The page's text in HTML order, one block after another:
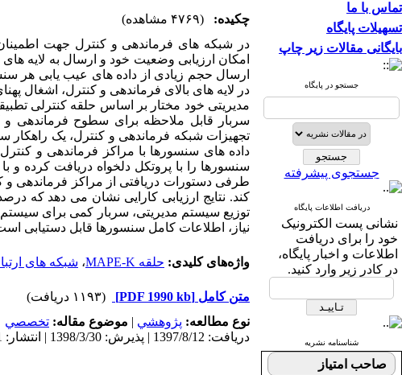
تماس با ما
تسهیلات پایگاه
بایگانی مقالات زیر چاپ
جستجو در پایگاه
جستجوی پیشرفته
دریافت اطلاعات پایگاه
نشانی پست الکترونیک
خود را برای دریافت
اطلاعات و اخبار پایگاه،
در کادر زیر وارد کنید.
شناسنامه نشریه
صاحب امتیاز
چکیده:
(۴۷۶۹ مشاهده)
در شبکه های فرماندهی و کنترل جهت
امکان ارزیابی وضعیت خود و ارسال به لایه
ارسال حجم زیادی از داده های عیب یابی هر
در لایه های بالای فرماندهی و کنترل، اشغال
مدیریتی خود مختار بر اساس حلقه کنترلی
سربار قابل ملاحظه برای سطوح فرماندهی
تجهیزات شبکه فرماندهی و کنترل، یک راهکار
داده های سنسورها با مراکز فرماندهی و
سنسورها را با پروتکل دلخواه دریافت کرده و با
طرفی دستورات دریافتی از مراکز فرماندهی
کند. نتایج ارزیابی کارایی نشان می دهد که
توزیع سیستم مدیریتی، سربار کمی برای
نیاز، اطلاعات کامل سنسورها قابل دستیابی
واژه‌های کلیدی: حلقه MAPE-K ، شبکه های
متن کامل [PDF 1990 kb]
(۱۱۹۳ دریافت)
نوع مطالعه: پژوهشي | موضوع مقاله: تخصصي
دریافت: 1397/8/12 | پذیرش: 1398/3/30 | انتشار: 1399/3/11